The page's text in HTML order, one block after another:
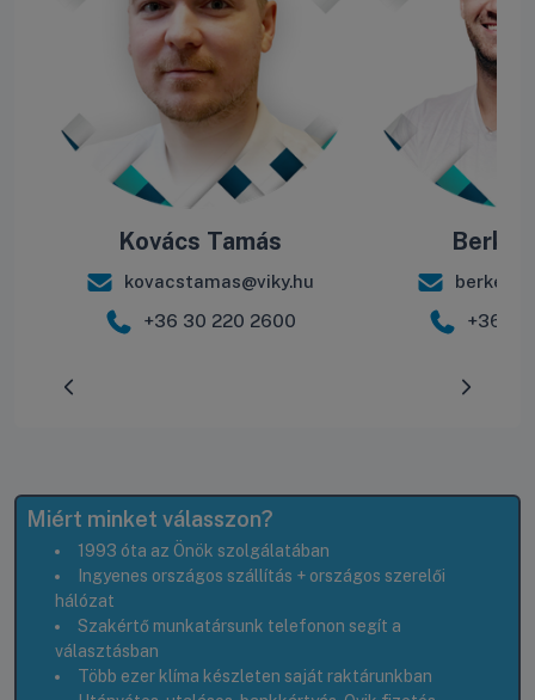
Kovács Tamás
kovacstamas@viky.hu
+36 30 220 2600
Berke
+36 30
Miért minket válasszon?
1993 óta az Önök szolgálatában
Ingyenes országos szállítás + országos szerelői
hálózat
Szakértő munkatársunk telefonon segít a
választásban
Több ezer klíma készleten saját raktárunkban